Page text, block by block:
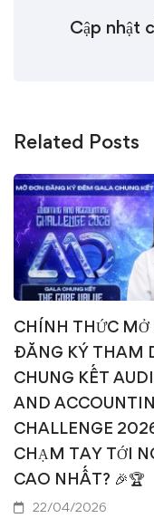
Cập nhật
Related Posts
CHÍNH THỨC MỞ
ĐĂNG KÝ THAM
CHUNG KẾT
AND
CHALLENGE
CHẠM TAY TỚI
CAO NHẤT? 🎉🏆
22/04/2026